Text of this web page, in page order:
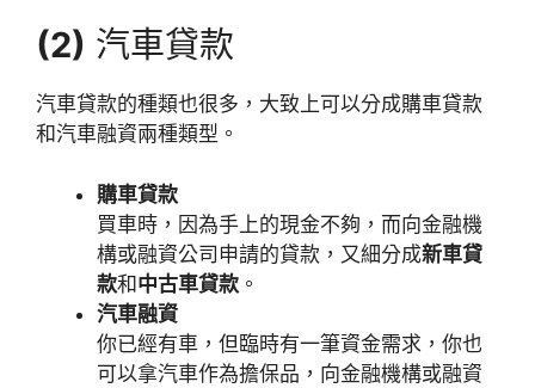
(2) 汽車貸款
汽車貸款的種類也很多，大致上可以分成購車貸款
和汽車融資兩種類型。
購車貸款
買車時，因為手上的現金不夠，而向金融機
構或融資公司申請的貸款，又細分成新車貸
款和中古車貸款 。
汽車融資
你已經有車，但臨時有一筆資金需求，你也
可以拿汽車作為擔保品，向金融機構或融資